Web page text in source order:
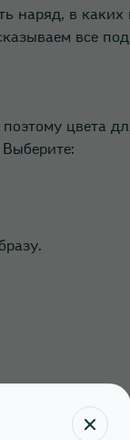
наряд, в каких
все
цвета
такие
будут